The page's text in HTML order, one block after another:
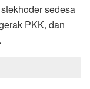
sedesa
PKK, dan